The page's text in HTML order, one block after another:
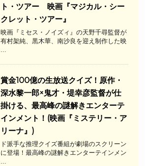
ト・ツアー 映画『マジカル・シー
クレット・ツアー』
映画『ミセス・ノイズィ』の天野千尋監督が
有村架純、黒木華、南沙良を迎え制作した映
​賞金100億の生放送クイズ！原作・
深水黎一郎×鬼才・堤幸彦監督が仕
掛ける、最高峰の謎解きエンターテ
インメント！(映画『ミステリー・ア
リーナ』)
ド派手な推理クイズ番組が劇場のスクリーン
に登場！最高峰の謎解きエンターテインメン